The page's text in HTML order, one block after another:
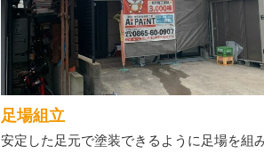
足場組立
安定した足元で塗装できるように足場を組